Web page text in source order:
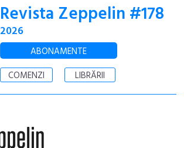
Revista Zeppelin #178
2026
ABONAMENTE
COMENZI
LIBRĂRII